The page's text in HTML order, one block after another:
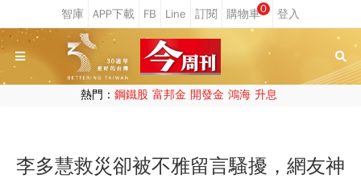
0
熱門： 鋼鐵股 富邦金 開發金 鴻海 升息
李多慧救災卻被不雅留言騷擾，網友神